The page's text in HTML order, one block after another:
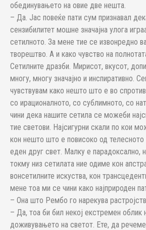
обединувањето на овие две нешта.
– Да. Јас повеќе пати сум признавал
сензибилитет мошне значајна улога
сетилното. За мене тие се извонредно
творештво. А и како чувство на
Сетилните дразби. Мирисот, вкусот,
многу, многу значајно и инспиративно.
чувствувам како нешто што е во
со ирационалното, со сублимното, со
чини дека нашите сетила се можеби
тие светови. Најсигурни скали по кои
кон нешто што е повисоко од телесното
еден друг свет. Малку е парадоксално,
токму низ сетилата ние одиме кон
вонсетилните искуства, кон
мене тоа ми се чини како најприроден
– Она што Рембо го нарекува
– Да, тоа би бил некој екстремен облик
доживувањето на светот. Ете, да